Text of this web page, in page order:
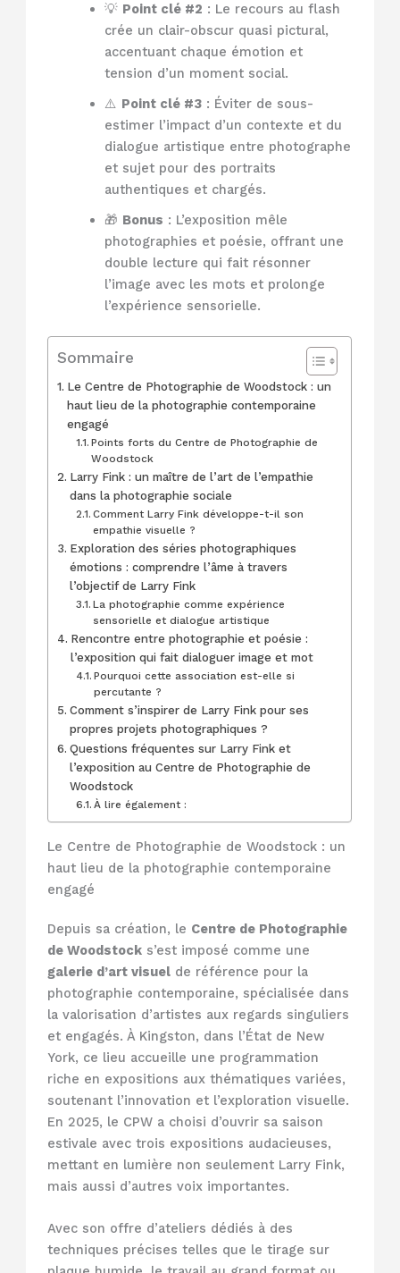
💡 Point clé #2 : Le recours au flash
crée un clair-obscur quasi pictural,
accentuant chaque émotion et
tension d’un moment social.
⚠️ Point clé #3: Éviter de sous-
estimer l’impact d’un contexte et du
dialogue artistique entre photographe
et sujet pour des portraits
authentiques et chargés.
🎁 Bonus : L’exposition mêle
photographies et poésie, offrant une
double lecture qui fait résonner
l’image avec les mots et prolonge
l’expérience sensorielle.
Sommaire
Le Centre de Photographie de Woodstock : un
haut lieu de la photographie contemporaine
engagé
Points forts du Centre de Photographie de
Woodstock
Larry Fink : un maître de l’art de l’empathie
dans la photographie sociale
Comment Larry Fink développe-t-il son
empathie visuelle ?
Exploration des séries photographiques
émotions : comprendre l’âme à travers
l’objectif de Larry Fink
La photographie comme expérience
sensorielle et dialogue artistique
Rencontre entre photographie et poésie :
l’exposition qui fait dialoguer image et mot
Pourquoi cette association est-elle si
percutante ?
Comment s’inspirer de Larry Fink pour ses
propres projets photographiques ?
Questions fréquentes sur Larry Fink et
l’exposition au Centre de Photographie de
Woodstock
À lire également :
Le Centre de Photographie de Woodstock : un
haut lieu de la photographie contemporaine
engagé
Depuis sa création, le Centre de Photographie
de Woodstock s’est imposé comme une
galerie d’art visuel de référence pour la
photographie contemporaine, spécialisée dans
la valorisation d’artistes aux regards singuliers
et engagés. À Kingston, dans l’État de New
York, ce lieu accueille une programmation
riche en expositions aux thématiques variées,
soutenant l’innovation et l’exploration visuelle.
En 2025, le CPW a choisi d’ouvrir sa saison
estivale avec trois expositions audacieuses,
mettant en lumière non seulement Larry Fink,
mais aussi d’autres voix importantes.
Avec son offre d’ateliers dédiés à des
techniques précises telles que le tirage sur